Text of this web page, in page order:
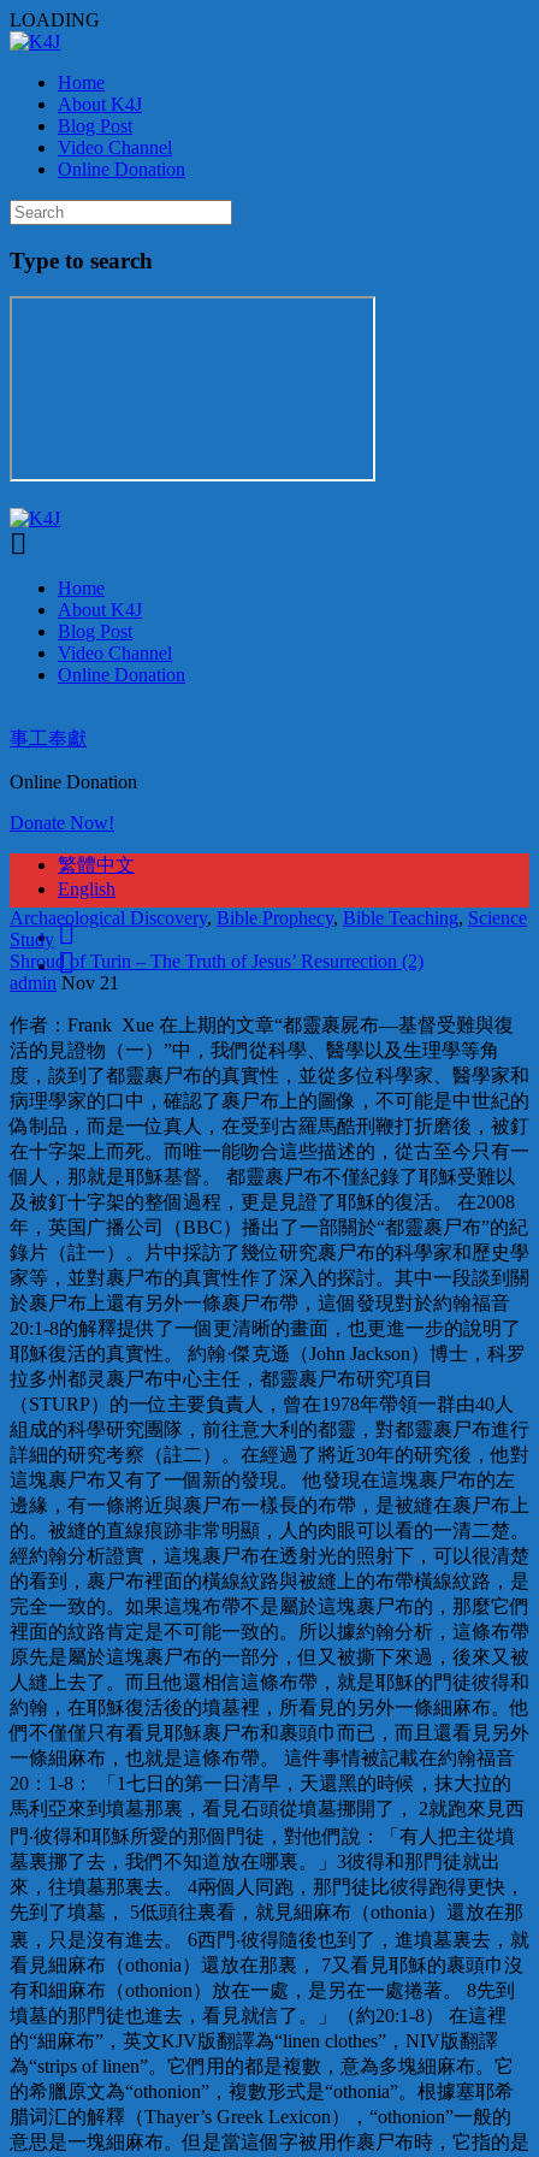
LOADING
Home
About K4J
Blog Post
Video Channel
Online Donation
Type to search
Home
About K4J
Blog Post
Video Channel
Online Donation
事工奉獻
Online Donation
Donate Now!
繁體中文
English
Archaeological Discovery, Bible Prophecy, Bible Teaching, Science
Study
Shroud of Turin – The Truth of Jesus’ Resurrection (2)
admin Nov 21
作者：Frank Xue 在上期的文章“都靈裹屍布—基督受難與復
活的見證物（一）”中，我們從科學、醫學以及生理學等角
度，談到了都靈裹尸布的真實性，並從多位科學家、醫學家和
病理學家的口中，確認了裹尸布上的圖像，不可能是中世紀的
偽制品，而是一位真人，在受到古羅馬酷刑鞭打折磨後，被釘
在十字架上而死。而唯一能吻合這些描述的，從古至今只有一
個人，那就是耶穌基督。 都靈裹尸布不僅紀錄了耶穌受難以
及被釘十字架的整個過程，更是見證了耶穌的復活。 在2008
年，英国广播公司（BBC）播出了一部關於“都靈裹尸布”的紀
錄片（註一）。片中採訪了幾位研究裹尸布的科學家和歷史學
家等，並對裹尸布的真實性作了深入的探討。其中一段談到關
於裹尸布上還有另外一條裹尸布帶，這個發現對於約翰福音
20:1-8的解釋提供了一個更清晰的畫面，也更進一步的說明了
耶穌復活的真實性。 約翰·傑克遜（John Jackson）博士，科罗
拉多州都灵裹尸布中心主任，都靈裹尸布研究項目
（STURP）的一位主要負責人，曾在1978年帶領一群由40人
組成的科學研究團隊，前往意大利的都靈，對都靈裹尸布進行
詳細的研究考察（註二）。在經過了將近30年的研究後，他對
這塊裹尸布又有了一個新的發現。 他發現在這塊裹尸布的左
邊緣，有一條將近與裹尸布一樣長的布帶，是被縫在裹尸布上
的。被縫的直線痕跡非常明顯，人的肉眼可以看的一清二楚。
經約翰分析證實，這塊裹尸布在透射光的照射下，可以很清楚
的看到，裹尸布裡面的橫線紋路與被縫上的布帶橫線紋路，是
完全一致的。如果這塊布帶不是屬於這塊裹尸布的，那麼它們
裡面的紋路肯定是不可能一致的。所以據約翰分析，這條布帶
原先是屬於這塊裹尸布的一部分，但又被撕下來過，後來又被
人縫上去了。而且他還相信這條布帶，就是耶穌的門徒彼得和
約翰，在耶穌復活後的墳墓裡，所看見的另外一條細麻布。他
們不僅僅只有看見耶穌裹尸布和裹頭巾而已，而且還看見另外
一條細麻布，也就是這條布帶。 這件事情被記載在約翰福音
20：1-8： 「1七日的第一日清早，天還黑的時候，抹大拉的
馬利亞來到墳墓那裏，看見石頭從墳墓挪開了， 2就跑來見西
門‧彼得和耶穌所愛的那個門徒，對他們說：「有人把主從墳
墓裏挪了去，我們不知道放在哪裏。」3彼得和那門徒就出
來，往墳墓那裏去。 4兩個人同跑，那門徒比彼得跑得更快，
先到了墳墓， 5低頭往裏看，就見細麻布（othonia）還放在那
裏，只是沒有進去。 6西門‧彼得隨後也到了，進墳墓裏去，就
看見細麻布（othonia）還放在那裏， 7又看見耶穌的裹頭巾沒
有和細麻布（othonion）放在一處，是另在一處捲著。 8先到
墳墓的那門徒也進去，看見就信了。」（約20:1-8） 在這裡
的“細麻布”，英文KJV版翻譯為“linen clothes”，NIV版翻譯
為“strips of linen”。它們用的都是複數，意為多塊細麻布。它
的希臘原文為“othonion”，複數形式是“othonia”。根據塞耶希
腊词汇的解釋（Thayer’s Greek Lexicon），“othonion”一般的
意思是一塊細麻布。但是當這個字被用作裹尸布時，它指的是